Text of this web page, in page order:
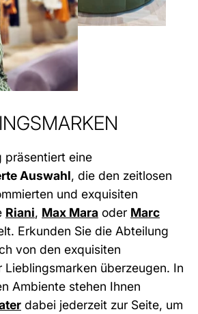
präsentiert eine
Auswahl, die den zeitlosen
und exquisiten
Riani, Max Mara oder Marc
Erkunden Sie die Abteilung
von den exquisiten
Lieblingsmarken überzeugen. In
Ambiente stehen Ihnen
dabei jederzeit zur Seite, um